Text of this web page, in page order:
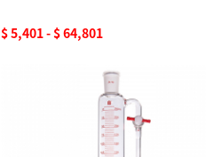
$ 5,401 - $ 64,801